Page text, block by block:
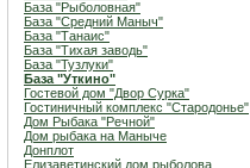
База "Рыболовная"
База "Средний Маныч"
База "Танаис"
База "Тихая заводь"
База "Тузлуки"
База "Уткино"
Гостевой дом "Двор Сурка"
Гостиничный комплекс "Стародонье"
Дом Рыбака "Речной"
Дом рыбака на Маныче
Донплот
Елизаветинский дом рыболова